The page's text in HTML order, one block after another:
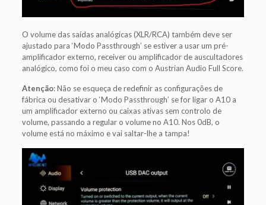
O volume das saídas analógicas (XLR/RCA) também deve ser
ajustado para ‘Modo Passthrough’ se estiver a usar um pré-
amplificador externo, receiver ou amplificador de auscultadores
analógico, como foi o meu caso com o Austrian Audio Full Score.
Atenção: Não se esqueça de redefinir as configurações de
fábrica ou desativar o ‘Modo Passthrough’ se for ligar o A10 a
um amplificador externo ou caixas ativas sem controlo de
volume, passando a regular o volume no A10. Nos 0dB, o
volume está no máximo e vai saltar-lhe a tampa!